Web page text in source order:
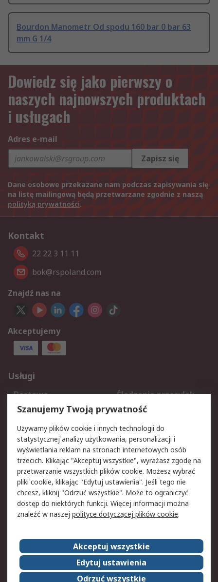
Bourdon Manometr Od spodu 160 bar 0 bar 63
mm G 1/4
Dowiedz się jako pierwszy o
naszych najnowszych produktach
i usługach
Adres e-mail
Zapisz się
Dane osobowe przekazane nam podczas zapisywania się
na listę mailingową będą przetwarzane zgodnie z naszą
polityką prywatności.
Kontakt
22 22 3 11 11
bok@rspoland.com
Znajdź nas na
Akceptujemy
Usługi
Dostawa
Śledzenie przesyłek
Reklamacje i zwroty
Rejestracja
Aspekty prawne
Bezpieczeństwo e-
maila
Polityka dotycząca
plików cookie
Polityka prywatności
Użytkowanie witryny
Zastrzeżenia prawne
Warunki Sprzedaży
Kontakt
O firmie RS
RS na świecie
Kariera
Nagrody dla RS
Szanujemy Twoją prywatność
Używamy plików cookie i innych technologii do
statystycznej analizy użytkowania, personalizacji i
wyświetlania reklam na stronach internetowych osób
trzecich. Klikając "Akceptuj wszystkie", wyrażasz zgodę na
przetwarzanie wszystkich plików cookie. Możesz wybrać
pliki cookie, klikając "Edytuj ustawienia". Jeśli tego nie
chcesz, kliknij "Odrzuć wszystkie". Może to ograniczyć
dostęp do niektórych funkcji. Więcej informacji można
znaleźć w naszej polityce dotyczącej plików cookie.
Akceptuj wszystkie
Edytuj ustawienia
Odrzuć wszystkie